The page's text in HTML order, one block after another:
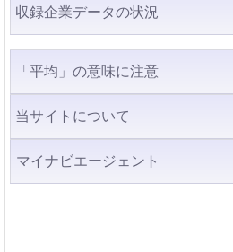
収録企業データの状況
「平均」の意味に注意
当サイトについて
マイナビエージェント